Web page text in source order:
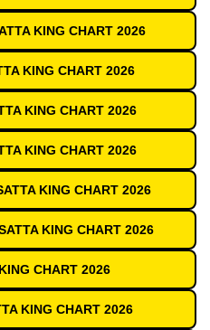
KING CHART 2026
KING CHART 2026
KING CHART 2026
KING CHART 2026
KING CHART 2026
KING CHART 2026
CHART 2026
KING CHART 2026